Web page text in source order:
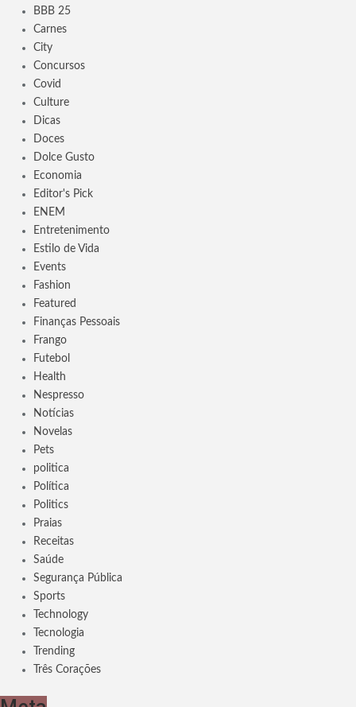
BBB 25
Carnes
City
Concursos
Covid
Culture
Dicas
Doces
Dolce Gusto
Economia
Editor's Pick
ENEM
Entretenimento
Estilo de Vida
Events
Fashion
Featured
Finanças Pessoais
Frango
Futebol
Health
Nespresso
Notícias
Novelas
Pets
politica
Política
Politics
Praias
Receitas
Saúde
Segurança Pública
Sports
Technology
Tecnologia
Trending
Três Corações